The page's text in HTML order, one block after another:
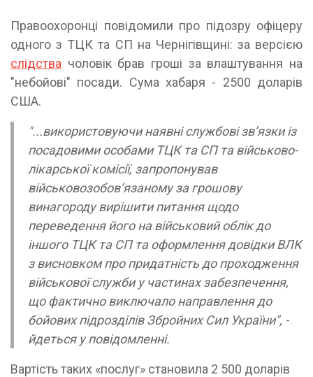
Правоохоронці повідомили про підозру офіцеру
одного з ТЦК та СП на Чернігівщині: за версією
слідства чоловік брав гроші за влаштування на
"небойові" посади. Сума хабаря - 2500 доларів
США.
"...використовуючи наявні службові зв’язки із
посадовими особами ТЦК та СП та військово-
лікарської комісії, запропонував
військовозобов’язаному за грошову
винагороду вирішити питання щодо
переведення його на військовий облік до
іншого ТЦК та СП та оформлення довідки ВЛК
з висновком про придатність до проходження
військової служби у частинах забезпечення,
що фактично виключало направлення до
бойових підрозділів Збройних Сил України", -
йдеться у повідомленні.
Вартість таких «послуг» становила 2 500 доларів